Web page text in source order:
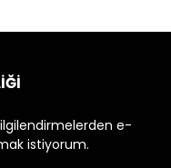
e-
istiyorum.